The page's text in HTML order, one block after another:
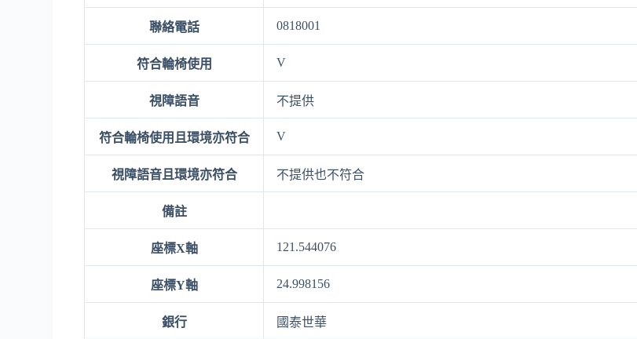
聯絡電話 0818001
符合輪椅使用 V
視障語音 不提供
符合輪椅使用且環境亦符合 V
視障語音且環境亦符合 不提供也不符合
備註
座標X軸 121.544076
座標Y軸 24.998156
銀行 國泰世華